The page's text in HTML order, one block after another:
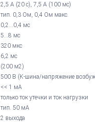
2,5 А (20 с), 7,5 А (100 мс)
тип. 0,3 Ом, 0,4 Ом макс.
0,2...0,4 мс
5...8 мс
320 мкс
6,2 мс
(200 м2)
500 В (K-шина/напряжение
<< 1 мА
только ток утечки и ток нагрузки
тип. 50 мА
2 выхода